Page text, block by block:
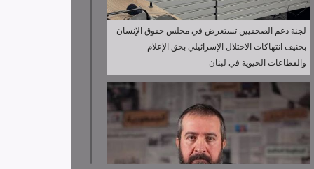
لجنة دعم الصحفيين تستعرض في مجلس حقوق الإنسان
بجنيف انتهاكات الاحتلال الإسرائيلي بحق الإعلام
والقطاعات الحيوية في لبنان